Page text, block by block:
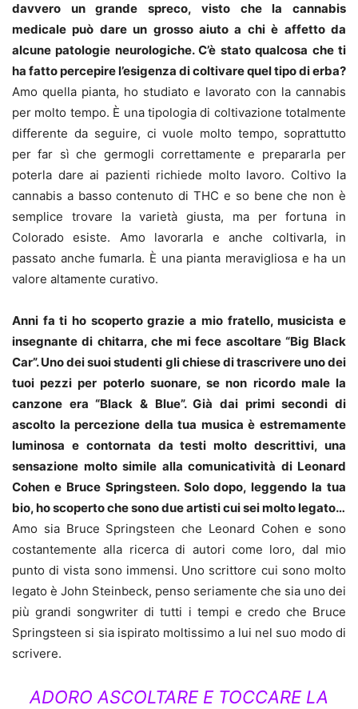
davvero un grande spreco, visto che la cannabis
medicale può dare un grosso aiuto a chi è affetto da
alcune patologie neurologiche. C’è stato qualcosa che ti
ha fatto percepire l’esigenza di coltivare quel tipo di erba?
Amo quella pianta, ho studiato e lavorato con la cannabis
per molto tempo. È una tipologia di coltivazione totalmente
differente da seguire, ci vuole molto tempo, soprattutto
per far sì che germogli correttamente e prepararla per
poterla dare ai pazienti richiede molto lavoro. Coltivo la
cannabis a basso contenuto di THC e so bene che non è
semplice trovare la varietà giusta, ma per fortuna in
Colorado esiste. Amo lavorarla e anche coltivarla, in
passato anche fumarla. È una pianta meravigliosa e ha un
valore altamente curativo.
Anni fa ti ho scoperto grazie a mio fratello, musicista e
insegnante di chitarra, che mi fece ascoltare “Big Black
Car”. Uno dei suoi studenti gli chiese di trascrivere uno dei
tuoi pezzi per poterlo suonare, se non ricordo male la
canzone era “Black & Blue”. Già dai primi secondi di
ascolto la percezione della tua musica è estremamente
luminosa e contornata da testi molto descrittivi, una
sensazione molto simile alla comunicatività di Leonard
Cohen e Bruce Springsteen. Solo dopo, leggendo la tua
bio, ho scoperto che sono due artisti cui sei molto legato…
Amo sia Bruce Springsteen che Leonard Cohen e sono
costantemente alla ricerca di autori come loro, dal mio
punto di vista sono immensi. Uno scrittore cui sono molto
legato è John Steinbeck, penso seriamente che sia uno dei
più grandi songwriter di tutti i tempi e credo che Bruce
Springsteen si sia ispirato moltissimo a lui nel suo modo di
scrivere.
ADORO ASCOLTARE E TOCCARE LA